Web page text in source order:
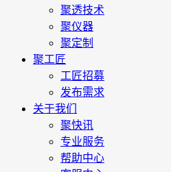
聚透技术
聚仪器
聚定制
聚工匠
工匠招募
发布需求
关于我们
聚快讯
专业服务
帮助中心